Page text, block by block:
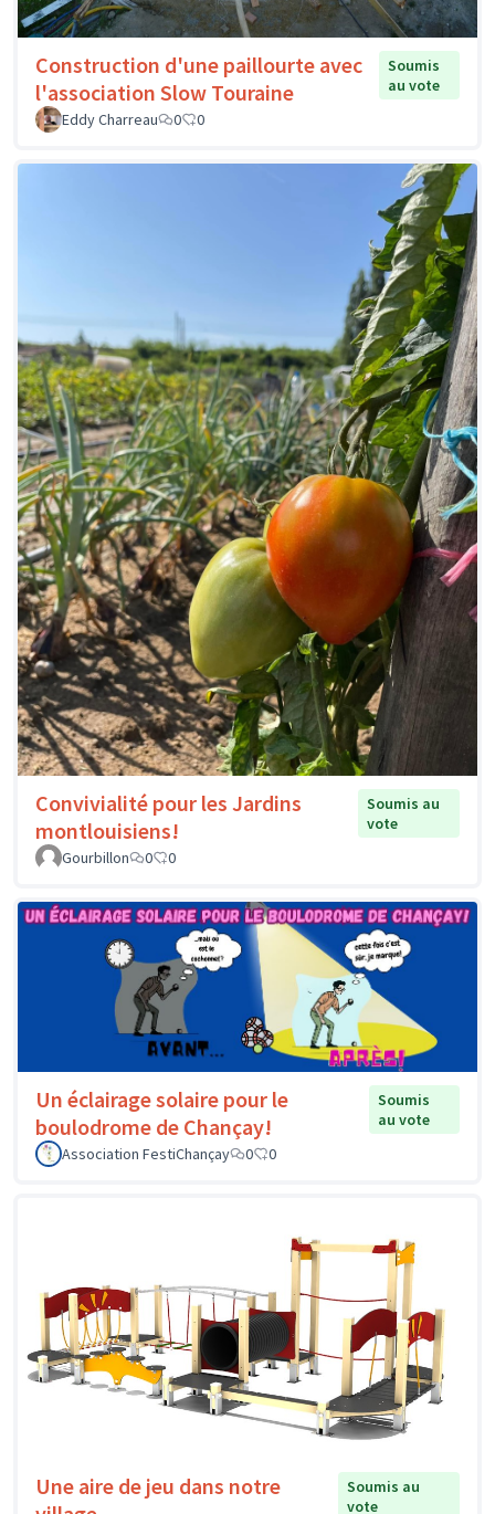
Construction d'une paillourte avec
l'association Slow Touraine
Soumis
au vote
Eddy Charreau
0 0
Convivialité pour les Jardins
montlouisiens!
Soumis au
vote
Gourbillon
0 0
Un éclairage solaire pour le
boulodrome de Chançay!
Soumis
au vote
Association FestiChançay
0 0
Une aire de jeu dans notre
Soumis au
vote